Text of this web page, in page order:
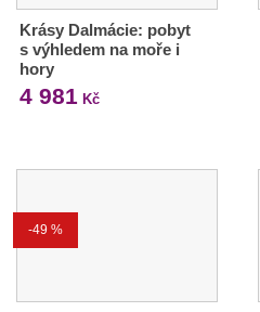
Krásy Dalmácie: pobyt
s výhledem na moře i
hory
4 981 Kč
-49 %